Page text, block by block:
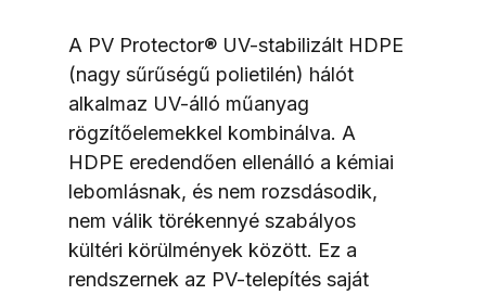
A PV Protector® UV-stabilizált HDPE
(nagy sűrűségű polietilén) hálót
alkalmaz UV-álló műanyag
rögzítőelemekkel kombinálva. A
HDPE eredendően ellenálló a kémiai
lebomlásnak, és nem rozsdásodik,
nem válik törékennyé szabályos
kültéri körülmények között. Ez a
rendszernek az PV-telepítés saját